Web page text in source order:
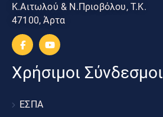
Κ.Αιτωλού & Ν.Πριοβόλου, Τ.Κ.
47100, Άρτα
Χρήσιμοι Σύνδεσμοι
ΕΣΠΑ